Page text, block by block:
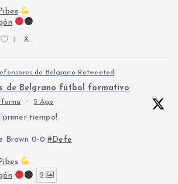
1 X
de Belgrano Retweeted
de Belgrano fútbol formativo
· 5 Ago
primer tiempo!
Brown 0-0#Defe
2